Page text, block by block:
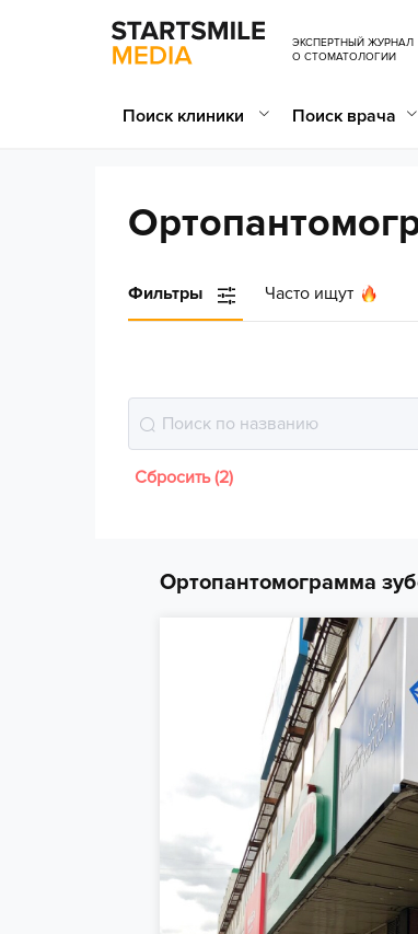
ЭКСПЕРТНЫЙ ЖУРНАЛ
О СТОМАТОЛОГИИ
Поиск клиники Поиск врача
Фильтры Часто ищут
Сбросить (2)
Ортопантомограмма